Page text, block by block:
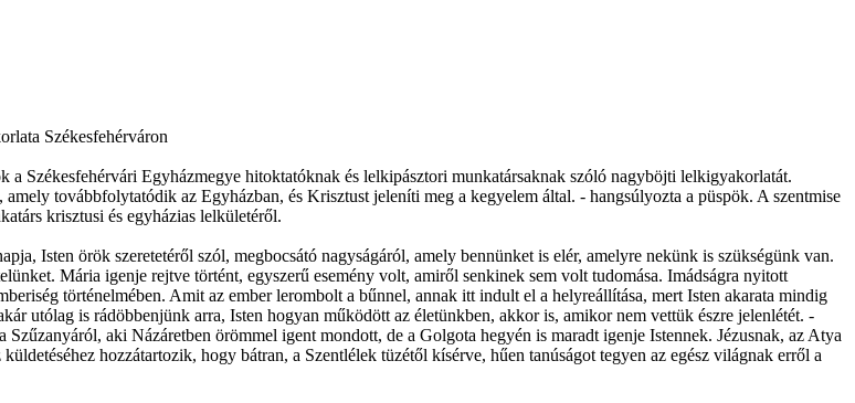
Székesfehérváron
Székesfehérvári Egyházmegye hitoktatóknak és lelkipásztori munkatársaknak szóló nagyböjti lelkigyakorlatát.
továbbfolytatódik az Egyházban, és Krisztust jeleníti meg a kegyelem által. - hangsúlyozta a püspök. A szentmise
krisztusi és egyházias lelkületéről.
Isten örök szeretetéről szól, megbocsátó nagyságáról, amely bennünket is elér, amelyre nekünk is szükségünk van.
Mária igenje rejtve történt, egyszerű esemény volt, amiről senkinek sem volt tudomása. Imádságra nyitott
történelmében. Amit az ember lerombolt a bűnnel, annak itt indult el a helyreállítása, mert Isten akarata mindig
utólag is rádöbbenjünk arra, Isten hogyan működött az életünkben, akkor is, amikor nem vettük észre jelenlétét. -
aki Názáretben örömmel igent mondott, de a Golgota hegyén is maradt igenje Istennek. Jézusnak, az Atya
hozzátartozik, hogy bátran, a Szentlélek tüzétől kísérve, hűen tanúságot tegyen az egész világnak erről a